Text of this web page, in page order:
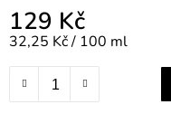
129 Kč
Měrná cena:
32,25 Kč / 100 ml